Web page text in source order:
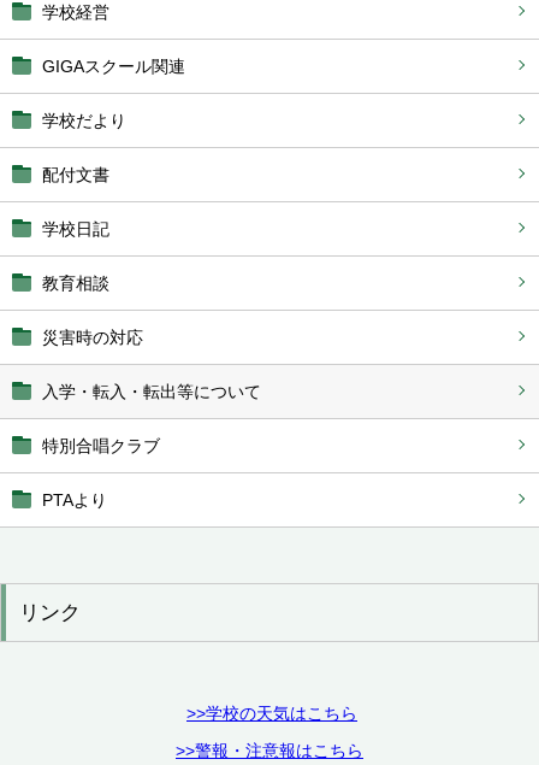
学校経営
GIGAスクール関連
学校だより
配付文書
学校日記
教育相談
災害時の対応
入学・転入・転出等について
特別合唱クラブ
PTAより
リンク
>>学校の天気はこちら
>>警報・注意報はこちら